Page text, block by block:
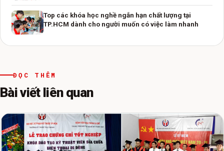
Top các khóa học nghề ngắn hạn chất lượng tại
TP.HCM dành cho người muốn có việc làm nhanh
ĐỌC THÊM
Bài viết liên quan